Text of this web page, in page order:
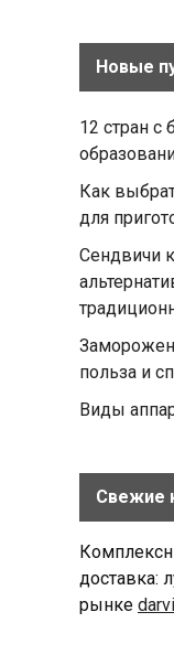
Новые
12 стран
Как
для
Сендвичи
польза и
Виды
Свежие
доставка:
рынке